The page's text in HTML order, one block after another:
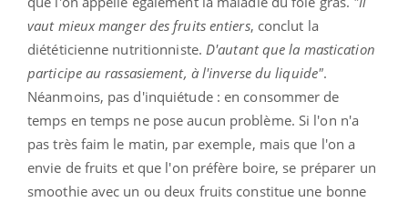
vaut mieux manger des fruits entiers, conclut la
diététicienne nutritionniste.D'autant que la mastication
participe au rassasiement, à l'inverse du liquide".
Néanmoins, pas d'inquiétude : en consommer de
temps en temps ne pose aucun problème. Si l'on n'a
pas très faim le matin, par exemple, mais que l'on a
envie de fruits et que l'on préfère boire, se préparer un
smoothie avec un ou deux fruits constitue une bonne